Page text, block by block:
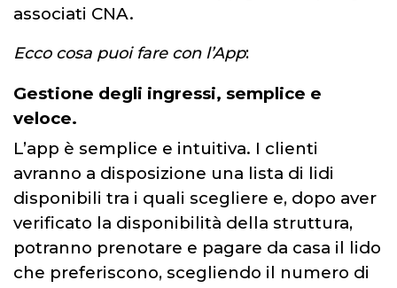
associati CNA.
Ecco cosa puoi fare con l’App:
Gestione degli ingressi, semplice e
veloce.
L’app è semplice e intuitiva. I clienti
avranno a disposizione una lista di lidi
disponibili tra i quali scegliere e, dopo aver
verificato la disponibilità della struttura,
potranno prenotare e pagare da casa il lido
che preferiscono, scegliendo il numero di